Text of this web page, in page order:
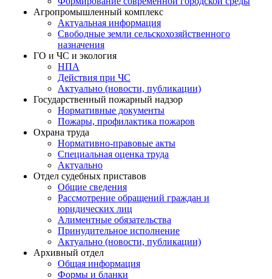
Агропромышленный комплекс
Актуальная информация
Свободные земли сельскохозяйственного
назначения
ГО и ЧС и экология
НПА
Действия при ЧС
Актуально (новости, публикации)
Государственный пожарный надзор
Нормативные документы
Пожары, профилактика пожаров
Охрана труда
Нормативно-правовые акты
Специальная оценка труда
Актуально
Отдел судебных приставов
Общие сведения
Рассмотрение обращений граждан и
юридических лиц
Алиментные обязательства
Принудительное исполнение
Актуально (новости, публикации)
Архивный отдел
Общая информация
Формы и бланки